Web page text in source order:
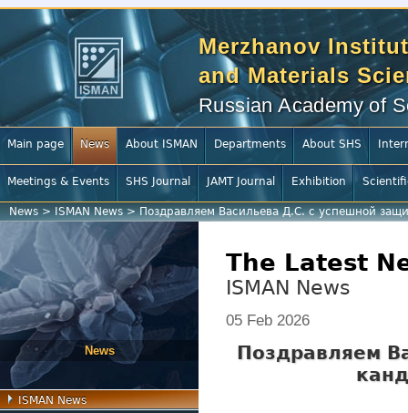
Merzhanov
and Materials
Russian Academy of
Main page News About ISMAN Departments About SHS
Meetings & Events SHS Journal JAMT Journal Exhibition
News >ISMAN News>Поздравляем Васильева Д.С. с успешной
News
ISMAN News
The Latest
ISMAN News
05 Feb 2026
Поздравляем